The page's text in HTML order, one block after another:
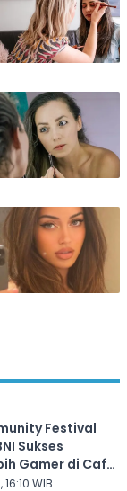
Festival
Sukses
Gamer di Cafe
WIB